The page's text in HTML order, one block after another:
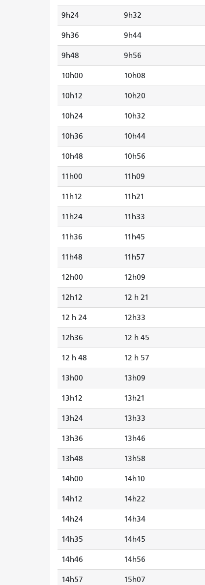
9h24 9h32
9h36 9h44
9h48 9h56
10h00 10h08
10h12 10h20
10h24 10h32
10h36 10h44
10h48 10h56
11h00 11h09
11h12 11h21
11h24 11h33
11h36 11h45
11h48 11h57
12h00 12h09
12h12 12 h 21
12 h 24 12h33
12h36 12 h 45
12 h 48 12 h 57
13h00 13h09
13h12 13h21
13h24 13h33
13h36 13h46
13h48 13h58
14h00 14h10
14h12 14h22
14h24 14h34
14h35 14h45
14h46 14h56
14h57 15h07